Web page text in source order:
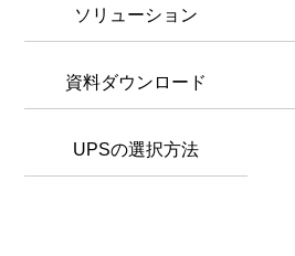
ソリューション
資料ダウンロード
UPSの選択方法